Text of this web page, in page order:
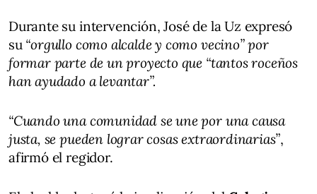
Durante su intervención, José de la Uz expresó
su “orgullo como alcalde y como vecino” por
formar parte de un proyecto que “tantos roceños
han ayudado a levantar”.
“Cuando una comunidad se une por una causa
justa, se pueden lograr cosas extraordinarias”,
afirmó el regidor.